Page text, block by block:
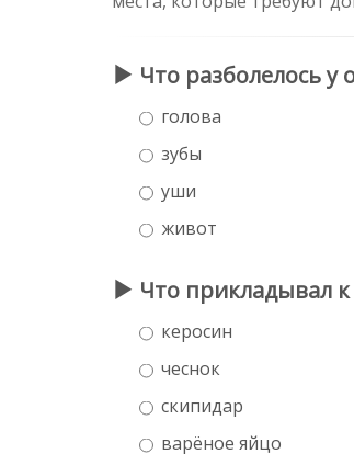
Что разболелось у
голова
зубы
уши
живот
Что прикладывал к
керосин
чеснок
скипидар
варёное яйцо